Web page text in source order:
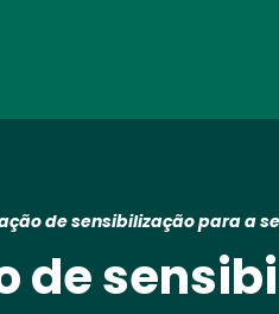
de sensibilização para a
de